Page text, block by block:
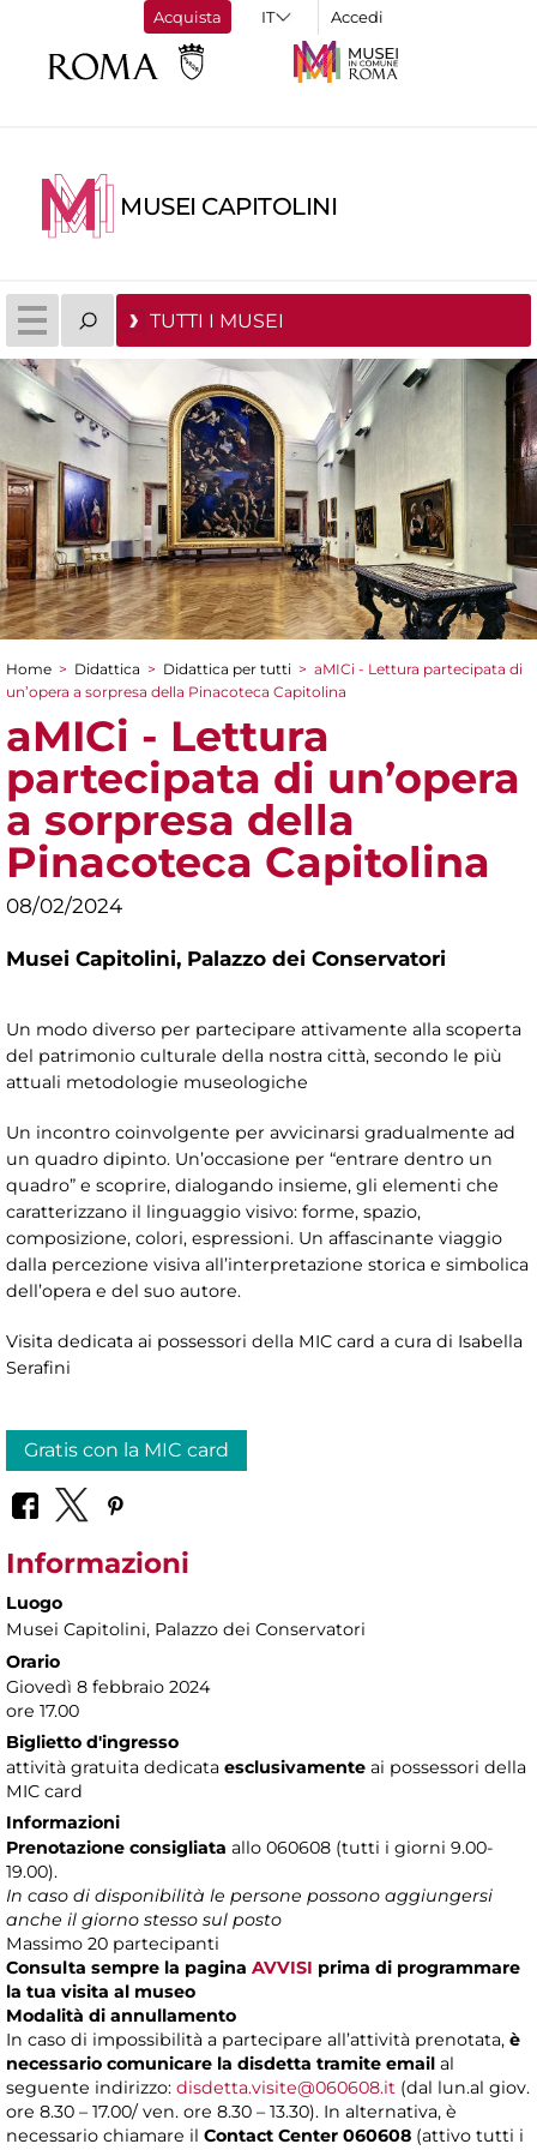
Acquista Accedi
MUSEI CAPITOLINI
TUTTI I MUSEI
Tu sei qui
Home > Didattica > Didattica per tutti > aMICi - Lettura partecipata di
un’opera a sorpresa della Pinacoteca Capitolina
aMICi - Lettura
partecipata di un’opera
a sorpresa della
Pinacoteca Capitolina
08/02/2024
Musei Capitolini, Palazzo dei Conservatori
Un modo diverso per partecipare attivamente alla scoperta
del patrimonio culturale della nostra città, secondo le più
attuali metodologie museologiche
Un incontro coinvolgente per avvicinarsi gradualmente ad
un quadro dipinto. Un’occasione per “entrare dentro un
quadro” e scoprire, dialogando insieme, gli elementi che
caratterizzano il linguaggio visivo: forme, spazio,
composizione, colori, espressioni. Un affascinante viaggio
dalla percezione visiva all’interpretazione storica e simbolica
dell’opera e del suo autore.
Visita dedicata ai possessori della MIC card a cura di Isabella
Serafini
Gratis con la MIC card
Informazioni
Luogo
Musei Capitolini, Palazzo dei Conservatori
Orario
Giovedì 8 febbraio 2024
ore 17.00
Biglietto d'ingresso
attività gratuita dedicata esclusivamente ai possessori della
MIC card
Informazioni
Prenotazione consigliata allo 060608 (tutti i giorni 9.00-
19.00).
In caso di disponibilità le persone possono aggiungersi
anche il giorno stesso sul posto
Massimo 20 partecipanti
Consulta sempre la pagina AVVISI prima di programmare
la tua visita al museo
Modalità di annullamento
In caso di impossibilità a partecipare all’attività prenotata, è
necessario comunicare la disdetta tramite email al
seguente indirizzo: disdetta.visite@060608.it (dal lun.al giov.
ore 8.30 – 17.00/ ven. ore 8.30 – 13.30). In alternativa, è
necessario chiamare il Contact Center 060608 (attivo tutti i